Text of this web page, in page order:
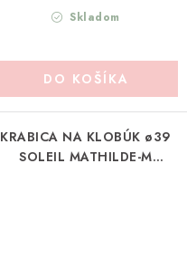
Skladom
DO KOŠÍKA
KRABICA NA KLOBÚK ø39
SOLEIL MATHILDE-M